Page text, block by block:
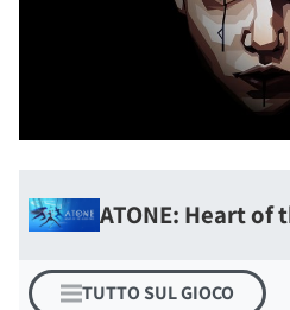
ATONE: Heart of
TUTTO SUL GIOCO